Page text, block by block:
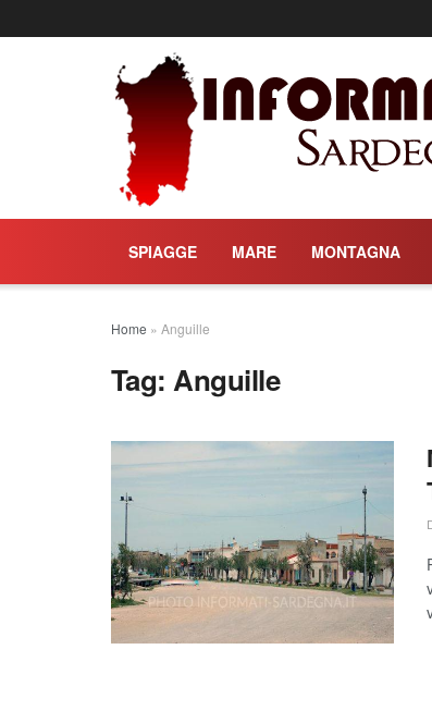
SPIAGGE MARE MONTAGNA
Home » Anguille
Tag:Anguille